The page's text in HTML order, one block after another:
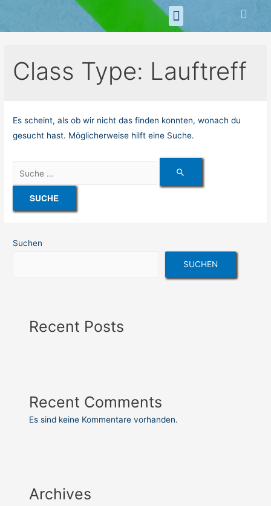
Class Type: Lauftreff
Es scheint, als ob wir nicht das finden konnten, wonach du
gesucht hast. Möglicherweise hilft eine Suche.
Suchen
SUCHEN
Recent Posts
Recent Comments
Es sind keine Kommentare vorhanden.
Archives